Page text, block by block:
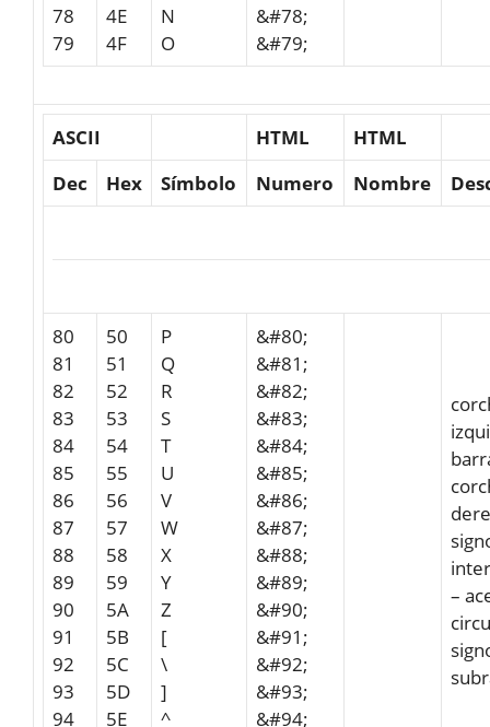
78
79
4E
4F
N
O
&#78;
&#79;
ASCII HTML
HTML
Dec
Hex Símbolo Numero Nombre
80
81
82
83
84
85
86
87
88
89
90
91
92
93
94
50
51
52
53
54
55
56
57
58
59
5A
5B
5C
5D
5E
P
Q
R
S
T
U
V
W
X
Y
Z
[
\
]
^
&#80;
&#81;
&#82;
&#83;
&#84;
&#85;
&#86;
&#87;
&#88;
&#89;
&#90;
&#91;
&#92;
&#93;
&#94;
–